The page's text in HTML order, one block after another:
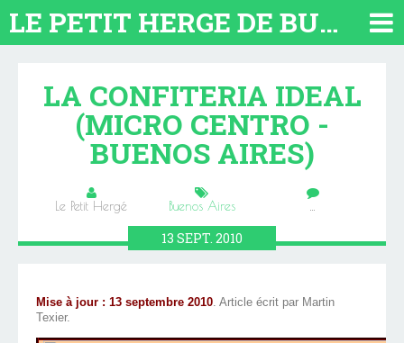
LE PETIT HERGE DE BUENOS AIRES 2026. TOUT SUR L'ARGENTINE
LA CONFITERIA IDEAL
(MICRO CENTRO -
BUENOS AIRES)
Le Petit Hergé Buenos Aires …
13 SEPT. 2010
Mise à jour : 13 septembre 2010. Article écrit par Martin
Texier.